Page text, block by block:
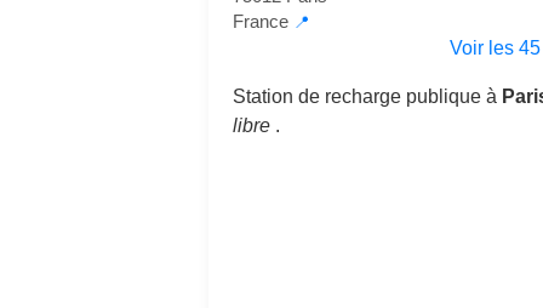
France 📍
Voir les
Station de recharge publique à
libre .